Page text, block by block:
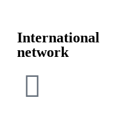
International
network